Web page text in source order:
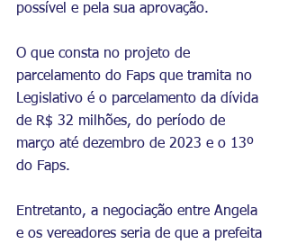
possível e pela sua aprovação.
O que consta no projeto de
parcelamento do Faps que tramita no
Legislativo é o parcelamento da dívida
de R$ 32 milhões, do período de
março até dezembro de 2023 e o 13º
do Faps.
Entretanto, a negociação entre Angela
e os vereadores seria de que a prefeita